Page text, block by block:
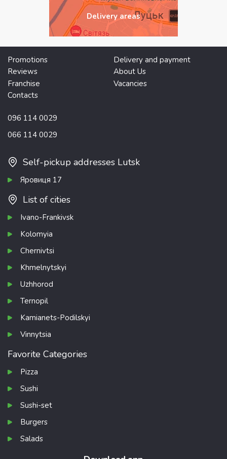
Delivery areas
Promotions
Delivery and payment
Reviews
About Us
Franchise
Vacancies
Contacts
096 114 0029
066 114 0029
Self-pickup addresses Lutsk
Яровиця 17
List of cities
Ivano-Frankivsk
Kolomyia
Chernivtsi
Khmelnytskyi
Uzhhorod
Ternopil
Kamianets-Podilskyi
Vinnytsia
Favorite Categories
Pizza
Sushi
Sushi-set
Burgers
Salads